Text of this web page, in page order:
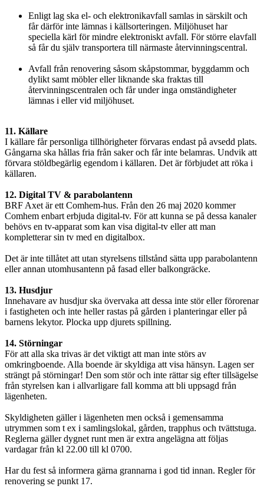
Enligt lag ska el- och elektronikavfall samlas in särskilt och
får därför inte lämnas i källsorteringen. Miljöhuset har
speciella kärl för mindre elektroniskt avfall. För större elavfall
så får du själv transportera till närmaste återvinningscentral.
Avfall från renovering såsom skåpstommar, byggdamm och
dylikt samt möbler eller liknande ska fraktas till
återvinningscentralen och får under inga omständigheter
lämnas i eller vid miljöhuset.
11. Källare
I källare får personliga tillhörigheter förvaras endast på avsedd plats.
Gångarna ska hållas fria från saker och får inte belamras. Undvik att
förvara stöldbegärlig egendom i källaren. Det är förbjudet att röka i
källaren.
12. Digital TV & parabolantenn
BRF Axet är ett Comhem-hus. Från den 26 maj 2020 kommer
Comhem enbart erbjuda digital-tv. För att kunna se på dessa kanaler
behövs en tv-apparat som kan visa digital-tv eller att man
kompletterar sin tv med en digitalbox.
Det är inte tillåtet att utan styrelsens tillstånd sätta upp parabolantenn
eller annan utomhusantenn på fasad eller balkongräcke.
13. Husdjur
Innehavare av husdjur ska övervaka att dessa inte stör eller förorenar
i fastigheten och inte heller rastas på gården i planteringar eller på
barnens lekytor. Plocka upp djurets spillning.
14. Störningar
För att alla ska trivas är det viktigt att man inte störs av
omkringboende. Alla boende är skyldiga att visa hänsyn. Lagen ser
strängt på störningar! Den som stör och inte rättar sig efter tillsägelse
från styrelsen kan i allvarligare fall komma att bli uppsagd från
lägenheten.
Skyldigheten gäller i lägenheten men också i gemensamma
utrymmen som t ex i samlingslokal, gården, trapphus och tvättstuga.
Reglerna gäller dygnet runt men är extra angelägna att följas
vardagar från kl 22.00 till kl 0700.
Har du fest så informera gärna grannarna i god tid innan. Regler för
renovering se punkt 17.